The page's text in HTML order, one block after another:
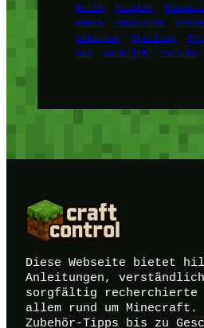
Notch
Paluten
Reeze
rewinside
Subathon
Trolling
USA
weiblich YouTube
Diese Webseite bietet
Anleitungen,
sorgfältig recherchierte
allem rund um Minecraft.
Zubehör-Tipps bis zu